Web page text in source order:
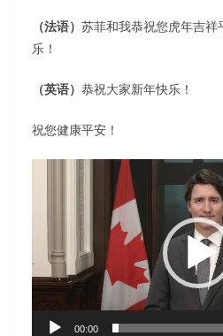
（法语） 苏菲和我恭祝您虎年吉
乐！
（英语） 恭祝大家新年快乐！
祝您健康平安！
器
00:00